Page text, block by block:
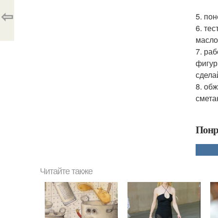
5.
6.
7.
8.
⇦
Читайте также